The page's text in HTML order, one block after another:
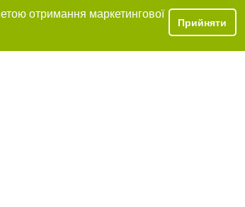
отримання маркетингової
Прийняти